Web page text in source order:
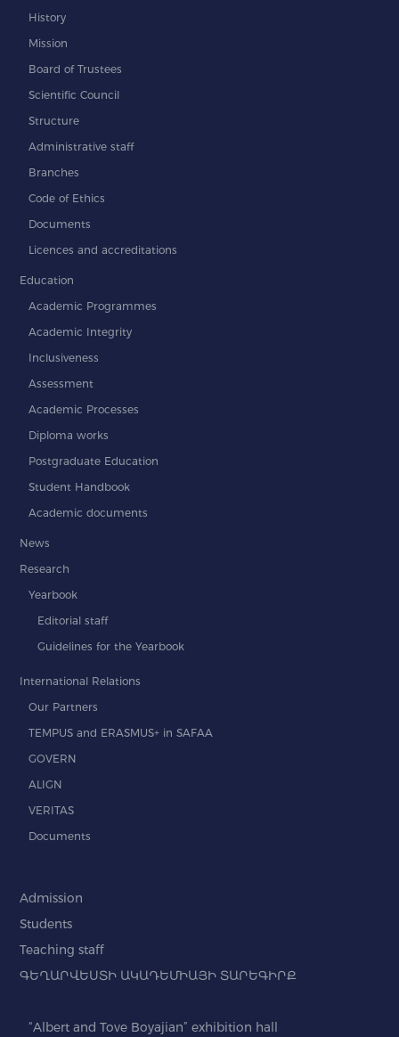
History
Mission
Board of Trustees
Scientific Council
Structure
Administrative staff
Branches
Code of Ethics
Documents
Licences and accreditations
Education
Academic Programmes
Academic Integrity
Inclusiveness
Assessment
Academic Processes
Diploma works
Postgraduate Education
Student Handbook
Academic documents
News
Research
Yearbook
Editorial staff
Guidelines for the Yearbook
International Relations
Our Partners
TEMPUS and ERASMUS+ in SAFAA
GOVERN
ALIGN
VERITAS
Documents
Admission
Students
Teaching staff
ԳԵՂԱՐՎԵՍՏԻ ԱԿԱԴԵՄԻԱՅԻ ՏԱՐԵԳԻՐՔ
“Albert and Tove Boyajian” exhibition hall